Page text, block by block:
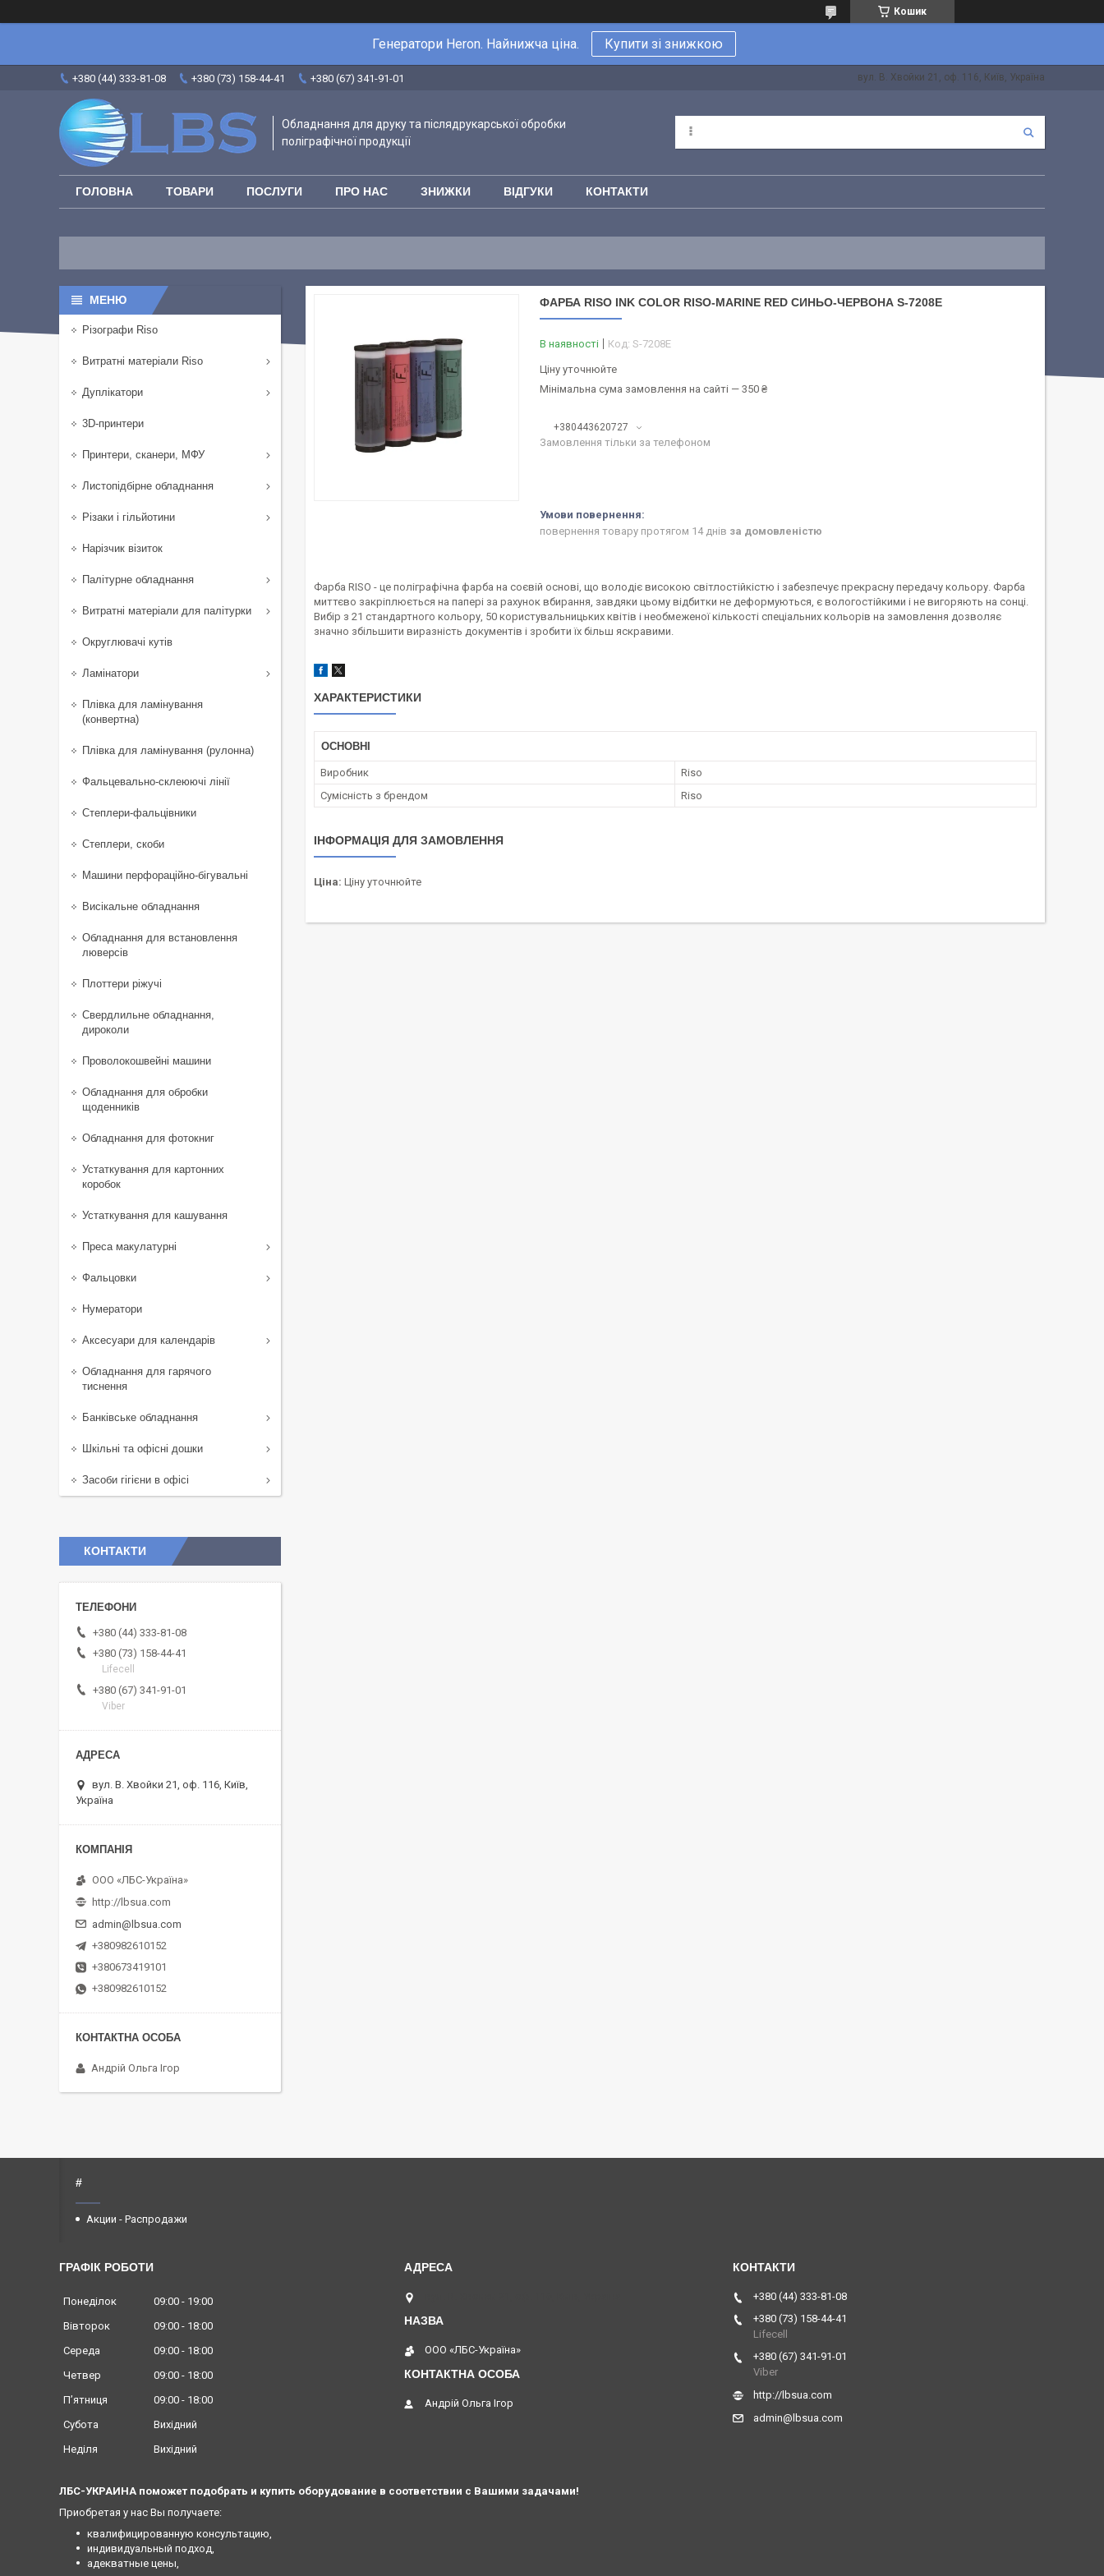
Кошик
Генератори Heron. Найнижча ціна. Купити зі знижкою
+380 (44) 333-81-08 +380 (73) 158-44-41 +380 (67) 341-91-01 вул. В. Хвойки 21, оф. 116, Київ, Україна
Обладнання для друку та післядрукарської обробки
поліграфічної продукції
ГОЛОВНА ТОВАРИ ПОСЛУГИ ПРО НАС ЗНИЖКИ ВІДГУКИ КОНТАКТИ
ФАРБА RISO INK COLOR RISO-MARINE RED СИНЬО-ЧЕРВОНА S-7208E
В наявності Код: S-7208E
Ціну уточнюйте
Мінімальна сума замовлення на сайті — 350 ₴
+380443620727
Замовлення тільки за телефоном
повернення товару протягом 14 днів за домовленістю
Фарба RISO - це поліграфічна фарба на соєвій основі, що володіє високою світлостійкістю і забезпечує прекрасну передачу кольору. Фарба
миттєво закріплюється на папері за рахунок вбирання, завдяки цьому відбитки не деформуються, є вологостійкими і не вигоряють на сонці.
Вибір з 21 стандартного кольору, 50 користувальницьких квітів і необмеженої кількості спеціальних кольорів на замовлення дозволяє
значно збільшити виразність документів і зробити їх більш яскравими.
ХАРАКТЕРИСТИКИ
ОСНОВНІ
Виробник
Riso
Сумісність з брендом
Riso
ІНФОРМАЦІЯ ДЛЯ ЗАМОВЛЕННЯ
Ціна: Ціну уточнюйте
Різографи Riso
Витратні матеріали Riso
Дуплікатори
3D-принтери
Принтери, сканери, МФУ
Листопідбірне обладнання
Різаки і гільйотини
Нарізчик візиток
Палітурне обладнання
Витратні матеріали для палітурки
Округлювачі кутів
Ламінатори
Плівка для ламінування
(конвертна)
Плівка для ламінування (рулонна)
Фальцевально-склеюючі лінії
Степлери-фальцівники
Степлери, скоби
Машини перфораційно-бігувальні
Висікальне обладнання
Обладнання для встановлення
люверсів
Плоттери ріжучі
Свердлильне обладнання,
дироколи
Проволокошвейні машини
Обладнання для обробки
щоденників
Обладнання для фотокниг
Устаткування для картонних
коробок
Устаткування для кашування
Преса макулатурні
Фальцовки
Нумератори
Аксесуари для календарів
Обладнання для гарячого
тиснення
Банківське обладнання
Шкільні та офісні дошки
Засоби гігієни в офісі
КОНТАКТИ
+380 (44) 333-81-08
+380 (73) 158-44-41
Lifecell
+380 (67) 341-91-01
Viber
вул. В. Хвойки 21, оф. 116, Київ,
Україна
ООО «ЛБС-Україна»
http://lbsua.com
admin@lbsua.com
+380982610152
+380673419101
+380982610152
Андрій Ольга Ігор
#
Акции - Распродажи
ГРАФІК РОБОТИ
Понеділок 09:00
19:00
Вівторок
09:00
18:00
Середа
09:00
18:00
Четвер
09:00
18:00
Пʼятниця
09:00
18:00
Субота
Вихідний
Неділя
Вихідний
ООО «ЛБС-Україна»
Андрій Ольга Ігор
+380 (44) 333-81-08
+380 (73) 158-44-41
Lifecell
+380 (67) 341-91-01
Viber
http://lbsua.com
admin@lbsua.com
ЛБС-УКРАИНА поможет подобрать и купить оборудование в соответствии с Вашими задачами!
Приобретая у нас Вы получаете:
квалифицированную консультацию,
индивидуальный подход,
адекватные цены,